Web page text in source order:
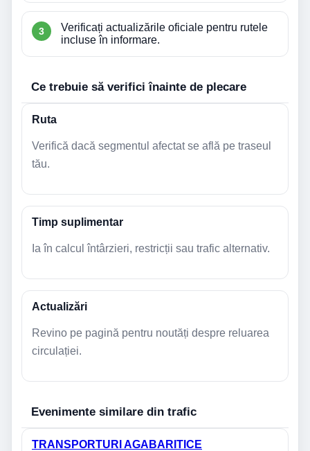
Verificați actualizările oficiale pentru rutele
incluse în informare.
Ce trebuie să verifici înainte de plecare
Ruta
Verifică dacă segmentul afectat se află pe traseul
tău.
Timp suplimentar
Ia în calcul întârzieri, restricții sau trafic alternativ.
Actualizări
Revino pe pagină pentru noutăți despre reluarea
circulației.
Evenimente similare din trafic
TRANSPORTURI AGABARITICE